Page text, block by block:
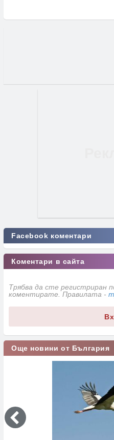
Facebook коментари
Коментари в сайта
Трябва да сте регистриран
коментирате. Правилата -
Още новини от България